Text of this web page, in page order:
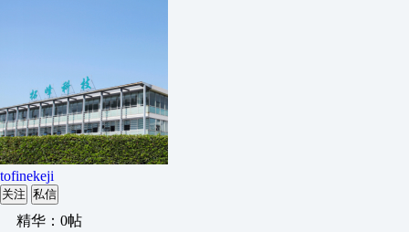
tofinekeji
关注 私信
精华：0帖